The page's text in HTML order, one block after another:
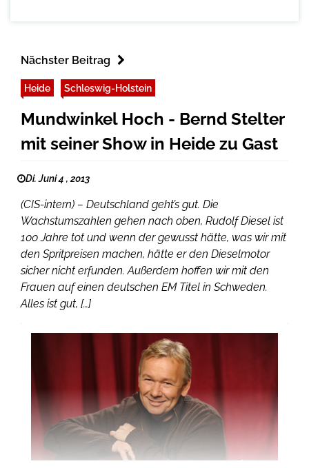
Nächster Beitrag
Heide Schleswig-Holstein
Mundwinkel Hoch - Bernd Stelter
mit seiner Show in Heide zu Gast
Di. Juni 4 , 2013
(CIS-intern) – Deutschland geht’s gut. Die
Wachstumszahlen gehen nach oben, Rudolf Diesel ist
100 Jahre tot und wenn der gewusst hätte, was wir mit
den Spritpreisen machen, hätte er den Dieselmotor
sicher nicht erfunden. Außerdem hoffen wir mit den
Frauen auf einen deutschen EM Titel in Schweden.
Alles ist gut, […]